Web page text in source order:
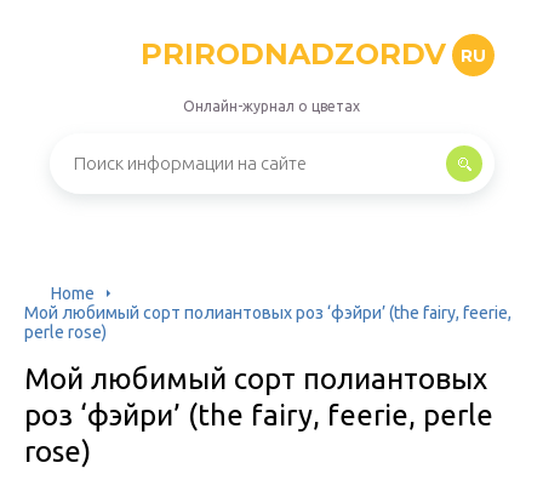
PRIRODNADZORDV RU
Онлайн-журнал о цветах
Home
Мой любимый сорт полиантовых роз ‘фэйри’ (the fairy, feerie,
perle rose)
Мой любимый сорт полиантовых
роз ‘фэйри’ (the fairy, feerie, perle
rose)